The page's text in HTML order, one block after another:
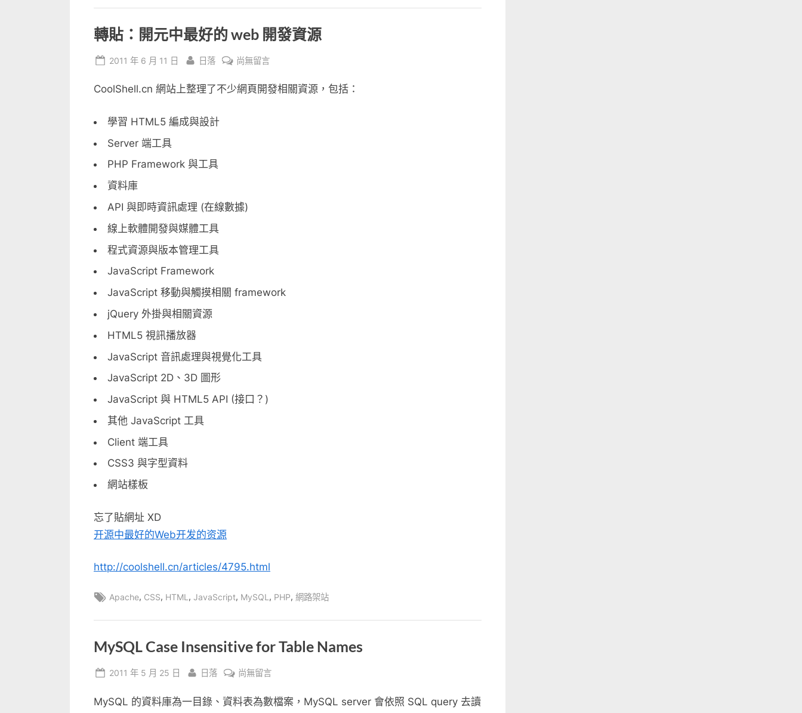
轉貼：開元中最好的 web 開發資源
Posted
2011 年 6 月 11 日 By
日落
在
貼：
開
尚無留言
CoolShell.cn 網站上整理了不少網頁開發相關資源，包括：
學習 HTML5 編成與設計
Server 端工具
PHP Framework 與工具
資料庫
API 與即時資訊處理 (在線數據)
線上軟體開發與媒體工具
程式資源與版本管理工具
JavaScript Framework
JavaScript 移動與觸摸相關 framework
jQuery 外掛與相關資源
HTML5 視訊播放器
JavaScript 音訊處理與視覺化工具
JavaScript 2D、3D 圖形
JavaScript 與 HTML5 API (接口？)
其他 JavaScript 工具
Client 端工具
CSS3 與字型資料
網站樣板
忘了貼網址 XD
开源中最好的Web开发的资源
http://coolshell.cn/articles/4795.html
Tags:
Apache, CSS, HTML, JavaScript, MySQL, PHP, 網路架站
MySQL Case Insensitive for Table Names
Posted
2011 年 5 月 25 日 By
日落
在
Case
尚無留言
MySQL 的資料庫為一目錄、資料表為數檔案，MySQL server 會依照 SQL query 去讀